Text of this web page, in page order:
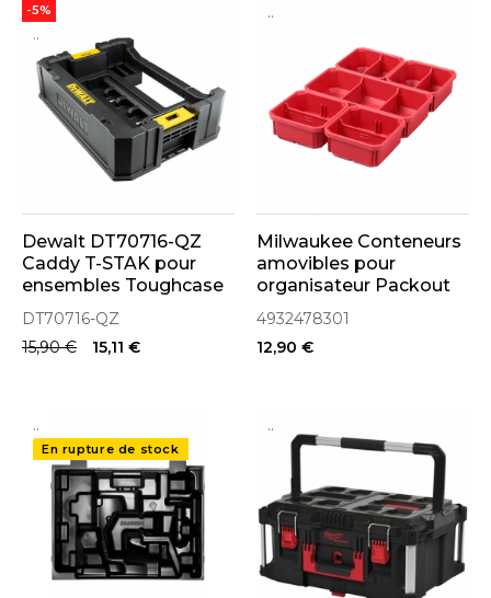
..
Dewalt DT70716-QZ
Caddy T-STAK pour
ensembles Toughcase
DT70716-QZ
15,90 €
-5%
15,11 €
..
Milwaukee Conteneurs
amovibles pour
organisateur Packout
Slim (4932478301)
4932478301
12,90 €
..
En rupture de stock
..